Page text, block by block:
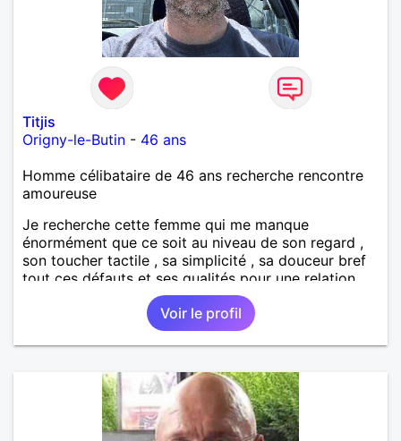
Titjis
Origny-le-Butin - 46 ans
Homme célibataire de 46 ans recherche rencontre
amoureuse
Je recherche cette femme qui me manque
énormément que ce soit au niveau de son regard ,
son toucher tactile , sa simplicité , sa douceur bref
tout ces défauts et ses qualités pour une relation
Voir le profil